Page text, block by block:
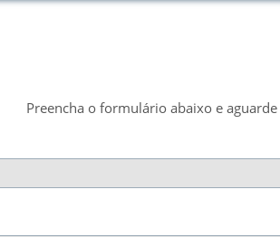
Preencha o formulário abaixo e